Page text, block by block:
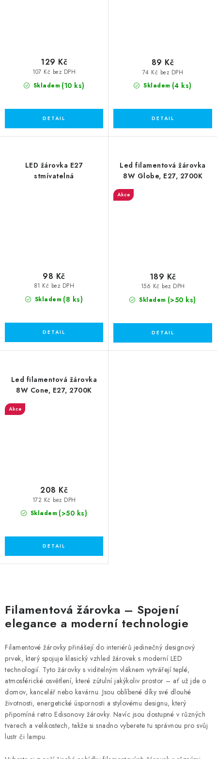
Skladem (10 ks)
107 Kč bez DPH
129 Kč
Skladem (4 ks)
74 Kč bez DPH
89 Kč
LED žárovka E27
stmívatelná
Skladem (8 ks)
81 Kč bez DPH
98 Kč
Led filamentová žárovka
8W Globe, E27, 2700K
Akce
Skladem (>50 ks)
156 Kč bez DPH
189 Kč
Led filamentová žárovka
8W Cone, E27, 2700K
Akce
Skladem (>50 ks)
172 Kč bez DPH
208 Kč
v
l
á
d
a
c
í
p
r
v
k
Filamentová žárovka – Spojení
elegance a moderní technologie
Filamentové žárovky přinášejí do interiérů jedinečný designový
prvek, který spojuje klasický vzhled žárovek s moderní LED
technologií. Tyto žárovky s viditelným vláknem vytvářejí teplé,
atmosférické osvětlení, které zútulní jakýkoliv prostor – ať už jde o
domov, kancelář nebo kavárnu. Jsou oblíbené díky své dlouhé
životnosti, energetické úspornosti a stylovému designu, který
připomíná retro Edisonovy žárovky. Navíc jsou dostupné v různých
tvarech a velikostech, takže si snadno vyberete tu správnou pro svůj
lustr či lampu.